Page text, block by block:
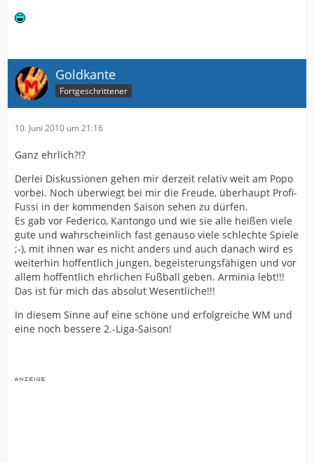
Goldkante
Fortgeschrittener
10. Juni 2010 um 21:16
Ganz ehrlich?!?
Derlei Diskussionen gehen mir derzeit relativ weit am Popo
vorbei. Noch überwiegt bei mir die Freude, überhaupt Profi-
Fussi in der kommenden Saison sehen zu dürfen.
Es gab vor Federico, Kantongo und wie sie alle heißen viele
gute und wahrscheinlich fast genauso viele schlechte Spiele
;-), mit ihnen war es nicht anders und auch danach wird es
weiterhin hoffentlich jungen, begeisterungsfähigen und vor
allem hoffentlich ehrlichen Fußball geben. Arminia lebt!!!
Das ist für mich das absolut Wesentliche!!!
In diesem Sinne auf eine schöne und erfolgreiche WM und
eine noch bessere 2.-Liga-Saison!